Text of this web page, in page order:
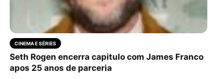
CINEMA E SÉRIES
Seth Rogen encerra capitulo com James Franco
apos 25 anos de parceria